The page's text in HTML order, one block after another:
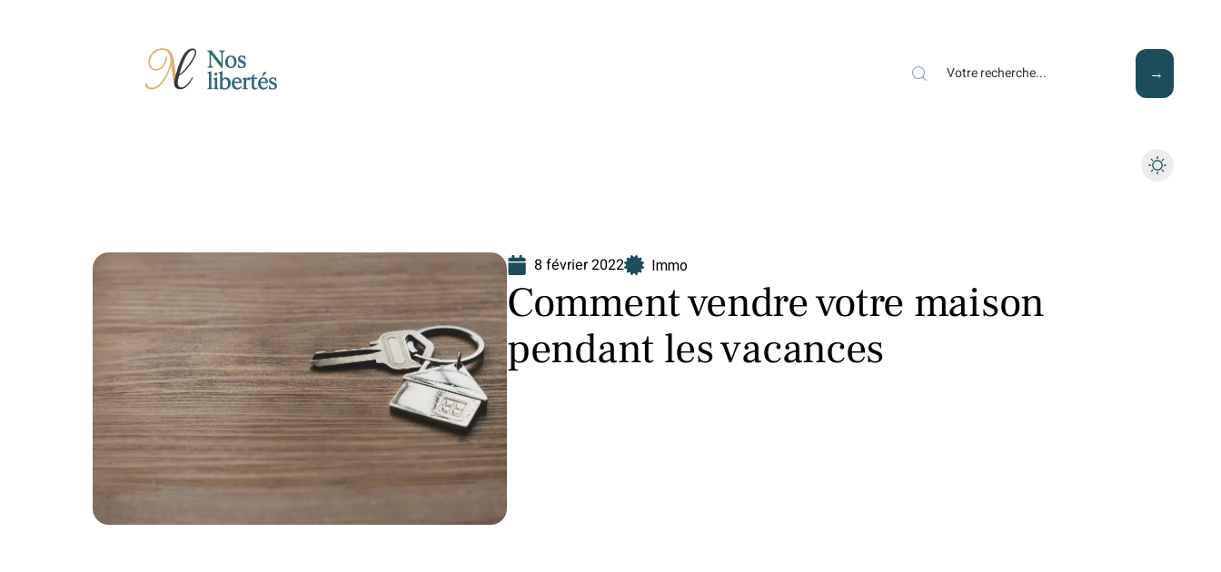
8 février 2022 Immo
Comment vendre votre maison
pendant les vacances